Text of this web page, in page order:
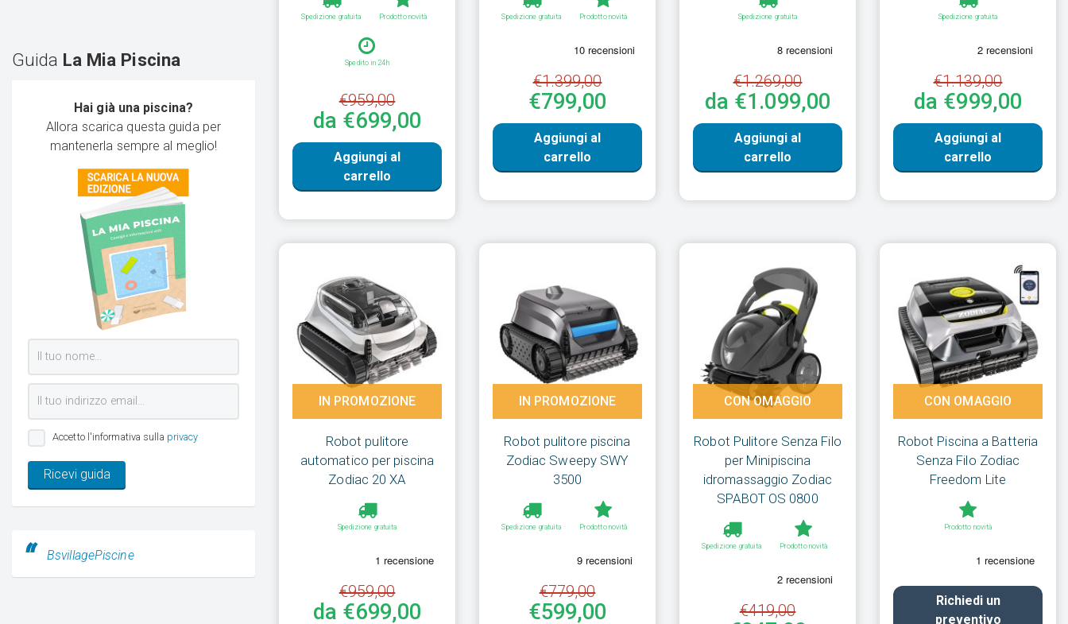
Spedizione gratuita Prodotto novità
Spedito in 24h
€959,00
da €699,00
Aggiungi al
carrello
Spedizione gratuita Prodotto novità
€1.399,00
€799,00
Aggiungi al
carrello
Spedizione gratuita
€1.269,00
da €1.099,00
Aggiungi al
carrello
Spedizione gratuita
€1.139,00
da €999,00
Aggiungi al
carrello
Robot pulitore
automatico per piscina
Zodiac 20 XA
Spedizione gratuita
€959,00
da €699,00
IN PROMOZIONE
Robot pulitore piscina
Zodiac Sweepy SWY
3500
Spedizione gratuita Prodotto novità
€779,00
€599,00
IN PROMOZIONE
Robot Pulitore Senza Filo
per Minipiscina
idromassaggio Zodiac
SPABOT OS 0800
Spedizione gratuita Prodotto novità
€419,00
CON OMAGGIO
Robot Piscina a Batteria
Senza Filo Zodiac
Freedom Lite
Prodotto novità
Richiedi un
preventivo
CON OMAGGIO
Guida La Mia Piscina
Hai già una piscina?
Allora scarica questa guida per
mantenerla sempre al meglio!
Accetto l'informativa sulla privacy
Ricevi guida
BsvillagePiscine